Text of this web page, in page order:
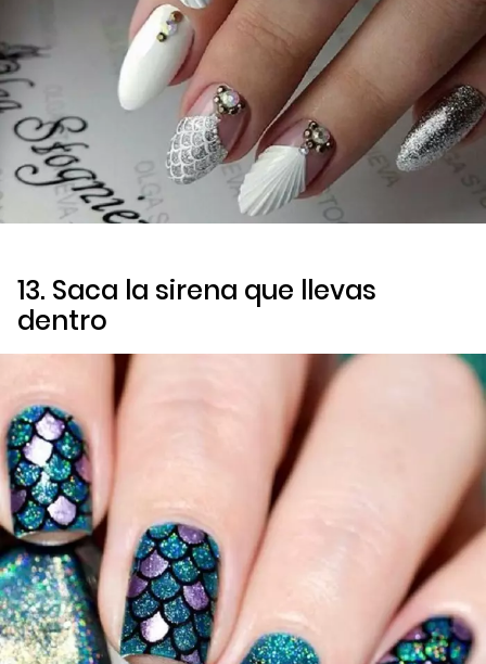
13. Saca la sirena que llevas
dentro